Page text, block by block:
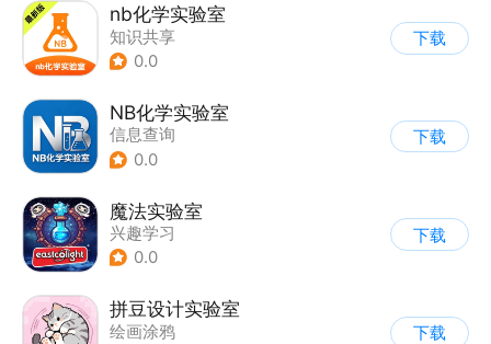
nb化学实验室
知识共享
0.0
下载
NB化学实验室
信息查询
0.0
下载
魔法实验室
兴趣学习
0.0
下载
拼豆设计实验室
绘画涂鸦
下载